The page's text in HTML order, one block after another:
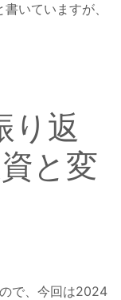
いていますが、
返
と変
で、今回は2024